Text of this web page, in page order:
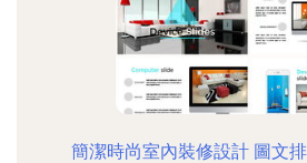
簡潔時尚室內裝修設計 圖文